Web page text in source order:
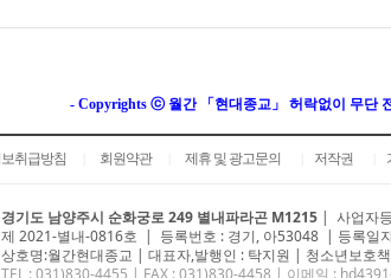
- Copyrights ⓒ 월간 「현대종교」 허락없이 무단
취급방침 회원약관 제휴 및 광고문의 저작권
경기도 남양주시 순화궁로 249 별내파라곤 M1215 | 사업자
제 2021-별내-0816호 | 등록번호 : 경기, 아53048 | 등록일
상호명:월간현대종교 | 대표자,발행인 : 탁지원 | 청소년보호
TEL : 031)830-4455 | FAX : 031)830-4458 | 이메일 :